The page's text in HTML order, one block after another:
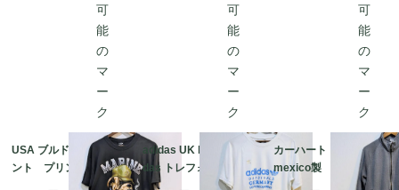
USA ブルドッグ フロ
ント プリントデザイ
ン XLサイズ ブラッ
adidas UK limited Adi
das トレフォイル
ホワイト アディダ
カーハート carhart
mexico製 グレー ペ
イント Мサイズ ジ